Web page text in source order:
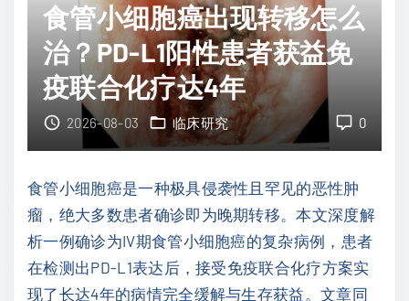
暴
露
风
险
及
防
指
南
靶
点
还
在
吗
？
新
研
究
食管小细胞癌出现转移怎么
治？PD-L1阳性患者获益免
疫联合化疗达4年
0
2026-08-03 临床研究
食管小细胞癌是一种极具侵袭性且罕见的恶性肿
瘤，绝大多数患者确诊即为晚期转移。本文深度解
析一例确诊为IV期食管小细胞癌的复杂病例，患者
在检测出PD-L1表达后，接受免疫联合化疗方案实
现了长达4年的病情完全缓解与生存获益。文章同